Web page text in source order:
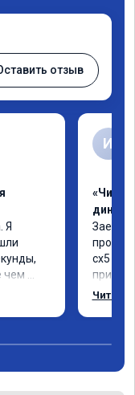
отзыв
Я
чем
за
И
«Чип
Заехал
сх5
педаль
Читать